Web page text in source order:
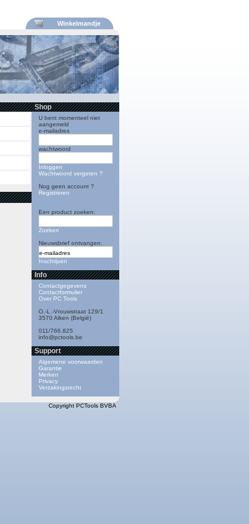
Winkelmandje
Shop
U bent momenteel niet
aangemeld
e-mailadres
wachtwoord
Inloggen
Wachtwoord vergeten ?
Nog geen account ?
Registreren
Een product zoeken:
Zoeken
Nieuwsbrief ontvangen:
Inschrijven
Info
Contactgegevens
Contactformulier
Over PC Tools
O.-L.-Vrouwstraat 129/1
3570 Alken (België)
011/766.825
info@pctools.be
Support
Algemene voorwaarden
Garantie
Merken
Privacy
Verzakingsrecht
Copyright PCTools BVBA